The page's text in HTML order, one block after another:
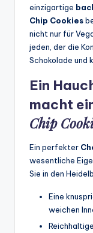
einzigartige
Chip Cookies
nicht nur für
jeden, der die
Schokolade und
Ein
macht
Chip
Ein perfekter
wesentliche
Sie in den
Eine
weichen